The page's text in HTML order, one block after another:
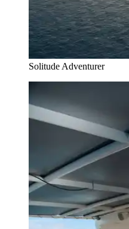
Solitude Adventurer